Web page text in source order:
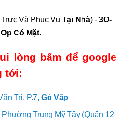
Và Phục Vụ Tại Nhà) - 3O-
Có Mặt.
lòng bấm để google
tới:
Trị, P.7, Gò Vấp
Phường Trung Mỹ Tây (Quận 12